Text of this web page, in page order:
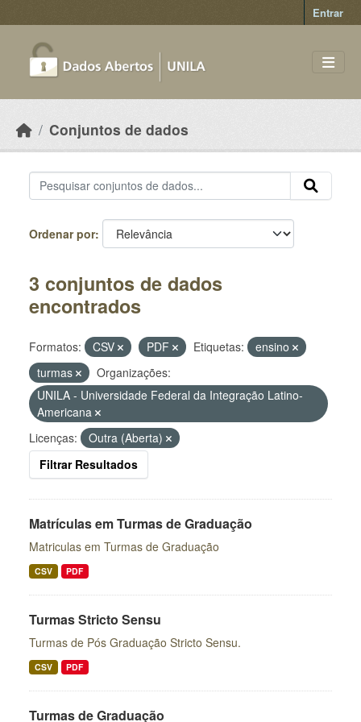
Entrar
Conjuntos de dados
Ordenar por
3 conjuntos de dados
encontrados
Formatos: CSV PDF Etiquetas:
ensino
turmas
Organizações:
UNILA - Universidade Federal da Integração Latino-
Americana
Licenças:
Outra (Aberta)
Filtrar Resultados
Matrículas em Turmas de Graduação
Matriculas em Turmas de Graduação
CSV PDF
Turmas Stricto Sensu
Turmas de Pós Graduação Stricto Sensu.
CSV PDF
Turmas de Graduação